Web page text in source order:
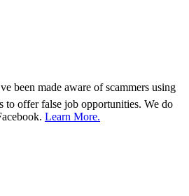
been made aware of scammers using
to offer false job opportunities. We do
Learn More.